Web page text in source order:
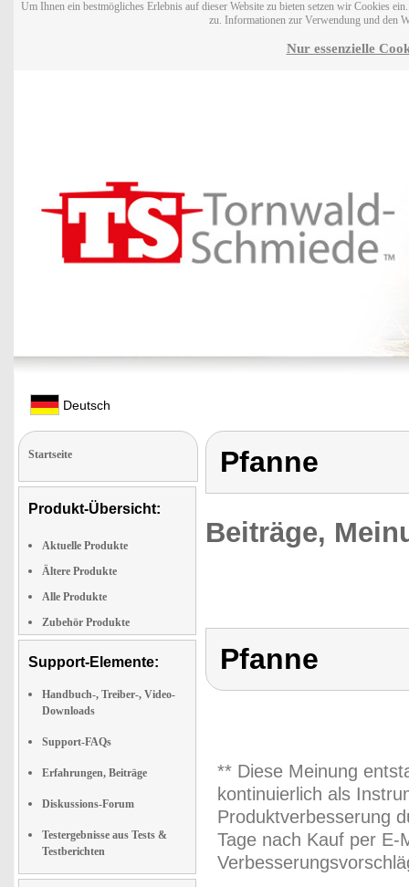
Um Ihnen ein bestmögliches Erlebnis auf dieser Website zu bieten setzen wir Cookies
zu. Informationen zur Verwendung und den
Nur essenzielle
Deutsch
Startseite
Produkt-Übersicht:
Aktuelle Produkte
Ältere Produkte
Alle Produkte
Zubehör Produkte
Support-Elemente:
Handbuch-, Treiber-, Video-
Downloads
Support-FAQs
Erfahrungen, Beiträge
Diskussions-Forum
Testergebnisse aus Tests &
Testberichten
Pfanne
Beiträge,
Pfanne
** Diese Meinung
kontinuierlich als
Produktverbesserung
Tage nach Kauf per E-